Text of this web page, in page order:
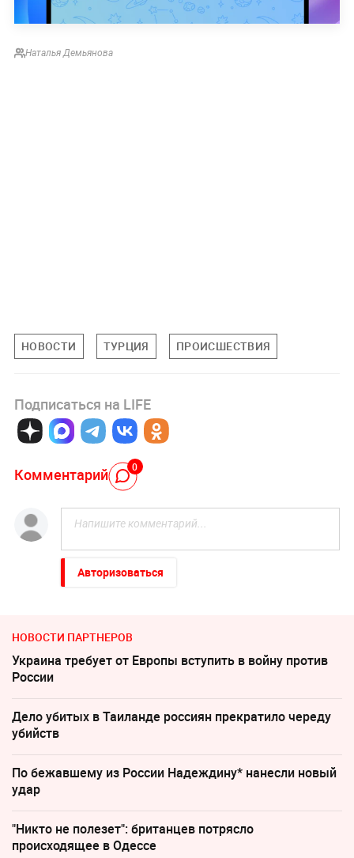
Наталья Демьянова
НОВОСТИ ТУРЦИЯ ПРОИСШЕСТВИЯ
Подписаться на LIFE
Комментарий 0
Авторизоваться
НОВОСТИ ПАРТНЕРОВ
Украина требует от Европы вступить в войну против
России
Дело убитых в Таиланде россиян прекратило череду
убийств
По бежавшему из России Надеждину* нанесли новый
удар
"Никто не полезет": британцев потрясло
происходящее в Одессе